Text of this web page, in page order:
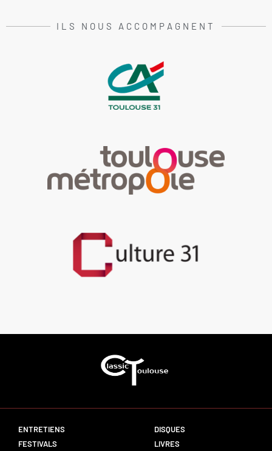
ILS NOUS ACCOMPAGNENT
ENTRETIENS
FESTIVALS
DISQUES
LIVRES